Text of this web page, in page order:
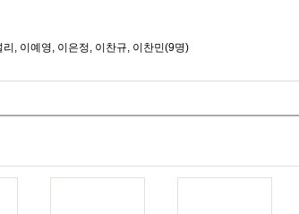
, 이예영, 이은정, 이찬규, 이찬민(9명)